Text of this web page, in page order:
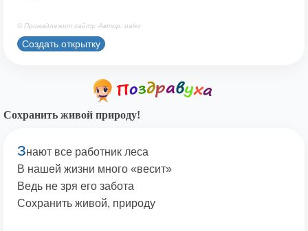
© Принадлежит сайту. Автор: ualer
Создать открытку
Сохранить живой природу!
Знают все работник леса
В нашей жизни много «весит»
Ведь не зря его забота
Сохранить живой, природу